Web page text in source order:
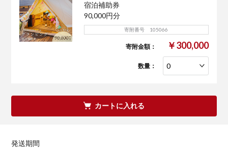
宿泊補助券
90,000円分
寄附番号 105066
寄附金額： ￥300,000
数量：
カートに入れる
発送期間